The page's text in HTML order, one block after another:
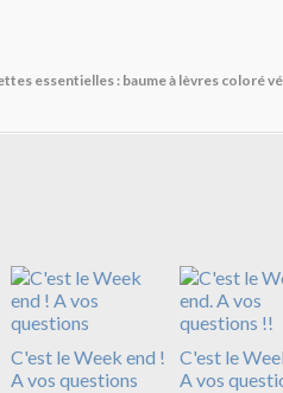
essentielles : baume à lèvres coloré
C'est le Week end !
A vos questions
C'est le
A vos